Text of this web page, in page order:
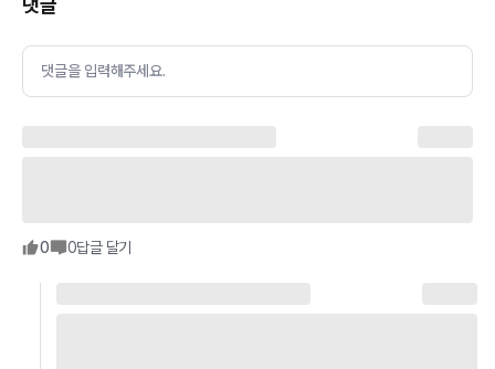
댓글
댓글을 입력해주세요.
0 0답글 달기